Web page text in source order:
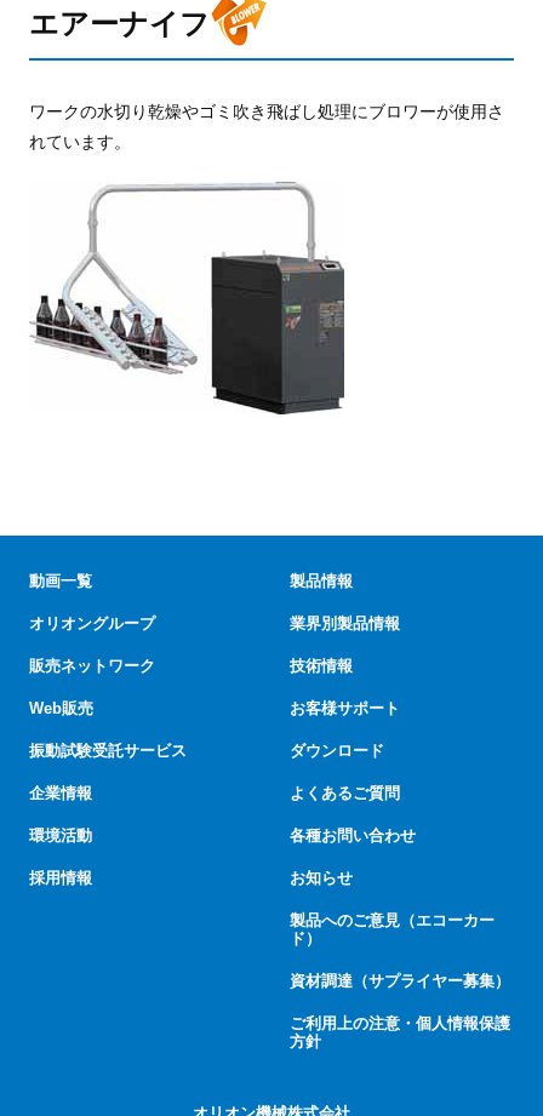
エアーナイフ
ワークの水切り乾燥やゴミ吹き飛ばし処理にブロワーが使用さ
れています。
動画一覧
オリオングループ
販売ネットワーク
Web販売
振動試験受託サービス
企業情報
環境活動
採用情報
製品情報
業界別製品情報
技術情報
お客様サポート
ダウンロード
よくあるご質問
各種お問い合わせ
お知らせ
製品へのご意見（エコーカー
ド）
資材調達（サプライヤー募集）
ご利用上の注意・個人情報保護
方針